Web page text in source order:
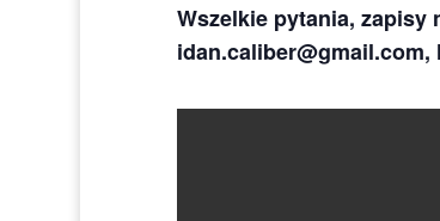
Wszelkie pytania, zapisy